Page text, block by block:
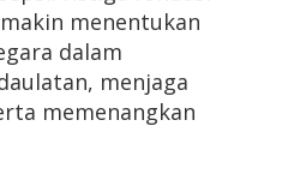
menentukan
dalam
menjaga
memenangkan